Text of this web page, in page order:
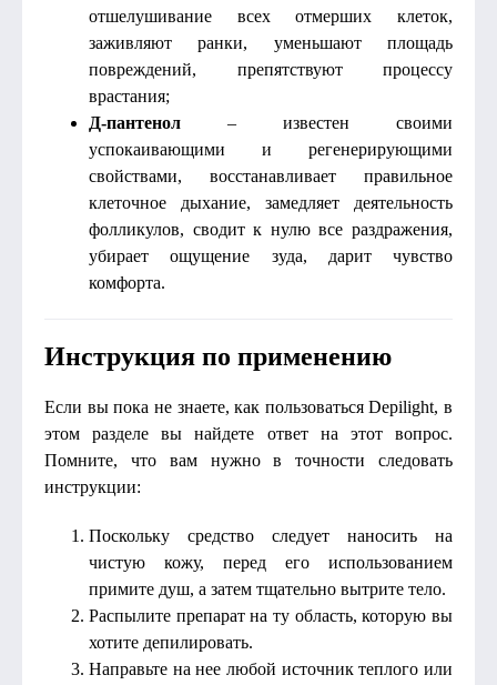
отшелушивание всех отмерших клеток,
заживляют ранки, уменьшают площадь
повреждений, препятствуют процессу
врастания;
Д-пантенол – известен своими
успокаивающими и регенерирующими
свойствами, восстанавливает правильное
клеточное дыхание, замедляет деятельность
фолликулов, сводит к нулю все раздражения,
убирает ощущение зуда, дарит чувство
комфорта.
Инструкция по применению
Если вы пока не знаете, как пользоваться Depilight, в
этом разделе вы найдете ответ на этот вопрос.
Помните, что вам нужно в точности следовать
инструкции:
Поскольку средство следует наносить на
чистую кожу, перед его использованием
примите душ, а затем тщательно вытрите тело.
Распылите препарат на ту область, которую вы
хотите депилировать.
Направьте на нее любой источник теплого или